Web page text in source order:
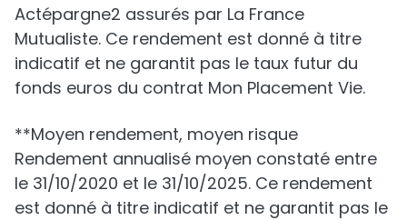
Actépargne2 assurés par La France
Mutualiste. Ce rendement est donné à titre
indicatif et ne garantit pas le taux futur du
fonds euros du contrat Mon Placement Vie.
**Moyen rendement, moyen risque
Rendement annualisé moyen constaté entre
le 31/10/2020 et le 31/10/2025. Ce rendement
est donné à titre indicatif et ne garantit pas le